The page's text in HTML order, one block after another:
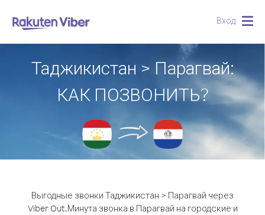
Вход
Таджикистан > Парагвай:
КАК ПОЗВОНИТЬ?
Выгодные звонки Таджикистан > Парагвай через
Viber Out.Минута звонка в Парагвай на городские и